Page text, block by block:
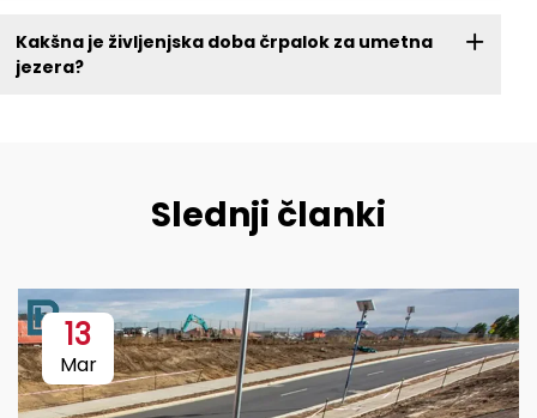
Kakšna je življenjska doba črpalok za umetna
jezera?
Slednji članki
13
Mar